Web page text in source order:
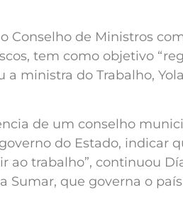
Conselho de Ministros
tem como objetivo
ministra do Trabalho,
de um conselho
do Estado, indicar
ao trabalho”, continuou
Sumar, que governa o